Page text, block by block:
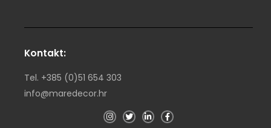
Kontakt:
Tel. +385 (0)51 654 303
info@maredecor.hr